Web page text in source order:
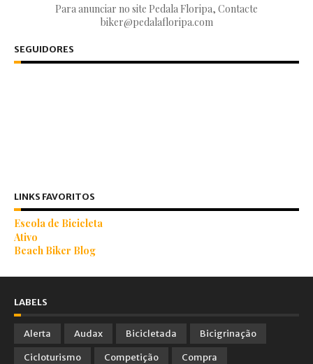
Para anunciar no site Pedala Floripa, Contacte
biker@pedalafloripa.com
SEGUIDORES
LINKS FAVORITOS
Escola de Bicicleta
Ativo
Beach Biker Blog
LABELS
Alerta Audax Bicicletada
Bicigrinação
Cicloturismo
Competição
Compra